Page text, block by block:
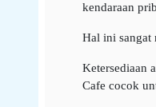
kendaraan
Hal ini sangat
Ketersediaan
Cafe cocok